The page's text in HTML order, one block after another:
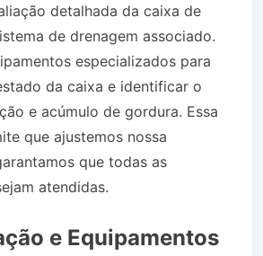
detalhada da caixa de
de drenagem associado.
especializados para
da caixa e identificar o
e acúmulo de gordura. Essa
que ajustemos nossa
que todas as
atendidas.
e Equipamentos